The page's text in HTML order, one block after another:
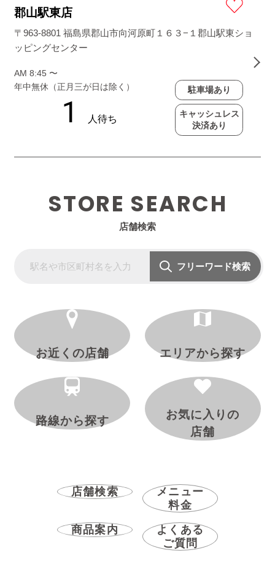
郡山駅東店
〒963-8801 福島県郡山市向河原町１６３−１郡山駅東ショ
ッピングセンター
AM 8:45 〜
年中無休（正月三が日は除く）
駐車場あり
キャッシュレス
決済あり
STORE SEARCH
店舗検索
フリーワード検索
お近くの店舗 エリアから探す
路線から探す
お気に入りの
店舗
店舗検索
メニュー
料金
商品案内
よくある
ご質問